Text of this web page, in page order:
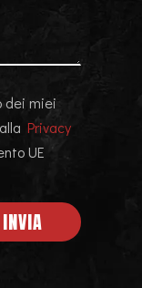
dei miei
Privacy
UE